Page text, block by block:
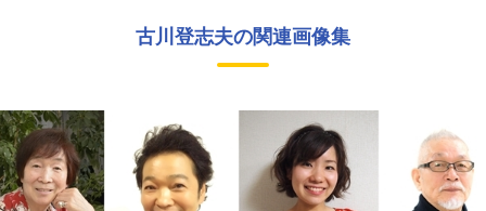
古川登志夫の関連画像集